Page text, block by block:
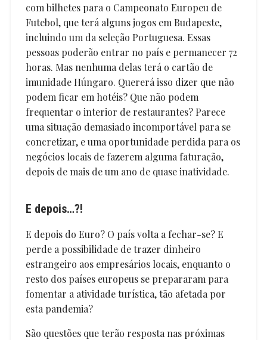
com bilhetes para o Campeonato Europeu de
Futebol, que terá alguns jogos em Budapeste,
incluindo um da seleção Portuguesa. Essas
pessoas poderão entrar no país e permanecer 72
horas. Mas nenhuma delas terá o cartão de
imunidade Húngaro. Quererá isso dizer que não
podem ficar em hotéis? Que não podem
frequentar o interior de restaurantes? Parece
uma situação demasiado incomportável para se
concretizar, e uma oportunidade perdida para os
negócios locais de fazerem alguma faturação,
depois de mais de um ano de quase inatividade.
E depois…?!
E depois do Euro? O país volta a fechar-se? E
perde a possibilidade de trazer dinheiro
estrangeiro aos empresários locais, enquanto o
resto dos países europeus se prepararam para
fomentar a atividade turística, tão afetada por
esta pandemia?
São questões que terão resposta nas próximas